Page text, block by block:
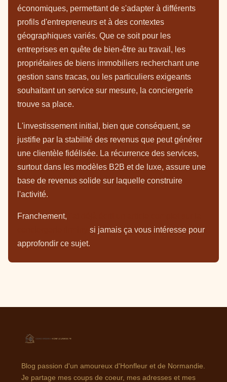
économiques, permettant de s'adapter à différents
profils d'entrepreneurs et à des contextes
géographiques variés. Que ce soit pour les
entreprises en quête de bien-être au travail, les
propriétaires de biens immobiliers recherchant une
gestion sans tracas, ou les particuliers exigeants
souhaitant un service sur mesure, la conciergerie
trouve sa place.
L'investissement initial, bien que conséquent, se
justifie par la stabilité des revenus que peut générer
une clientèle fidélisée. La récurrence des services,
surtout dans les modèles B2B et de luxe, assure une
base de revenus solide sur laquelle construire
l'activité.
Franchement,
si jamais ça vous intéresse pour
approfondir ce sujet.
Blog passion d'un amoureux d'Honfleur et de Normandie.
Je partage mes coups de coeur, mes adresses et mes